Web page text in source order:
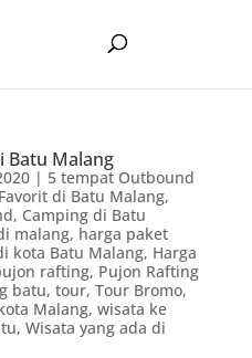
Batu Malang
| 5 tempat Outbound
di Batu Malang,
, Camping di Batu
malang, harga paket
kota Batu Malang, Harga
rafting, Pujon Rafting
batu, tour, Tour Bromo,
Malang, wisata ke
, Wisata yang ada di